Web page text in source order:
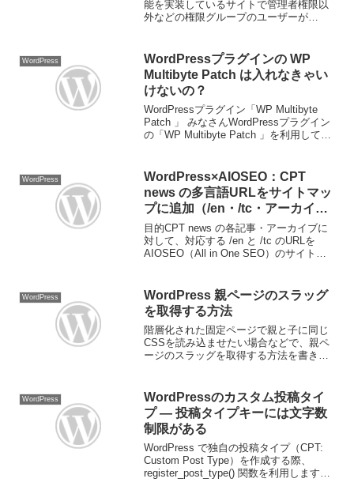
能を実装しているサイトで管理者権限以
外などの権限グループのユーザーが
へリダイレクトさせる方法を書きます。
指定権限グル...
WordPress
WordPressプラグインの WP
Multibyte Patch は入れなきゃい
けないの？
WordPressプラグイン「WP Multibyte
Patch 」 みなさんWordPressプラグイン
の「WP Multibyte Patch 」を利用してい
WordPress
WordPress×AIOSEO：CPT
news の多言語URLをサイトマッ
プに追加（/en・/tc・アーカイブ
対応）
目的CPT news の各記事・アーカイブに
対して、対応する /en と /tc のURLを
AIOSEO（All in One SEO）のサイトマ
版 と ...
WordPress
WordPress 親ページのスラッグ
を取得する方法
階層化された固定ページで親と子に同じ
CSSを読み込ませたい場合などで、親ペ
ージのスラッグを取得する方法を書きま
/** * 親ページのスラッグ取得 *...
WordPress
WordPressのカスタム投稿タイ
プ ― 投稿タイプキーには文字数
制限がある
WordPress で独自の投稿タイプ（CPT:
Custom Post Type）を作成する際、
register_post_type() 関数を利用します。